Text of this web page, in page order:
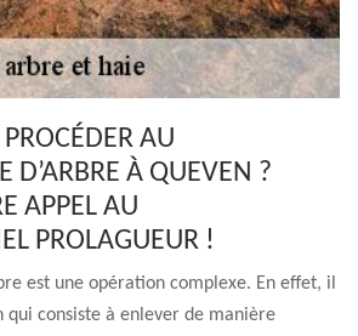
AU
D’ARBRE À QUEVEN ?
APPEL AU
PROLAGUEUR !
est une opération complexe. En effet, il
qui consiste à enlever de manière